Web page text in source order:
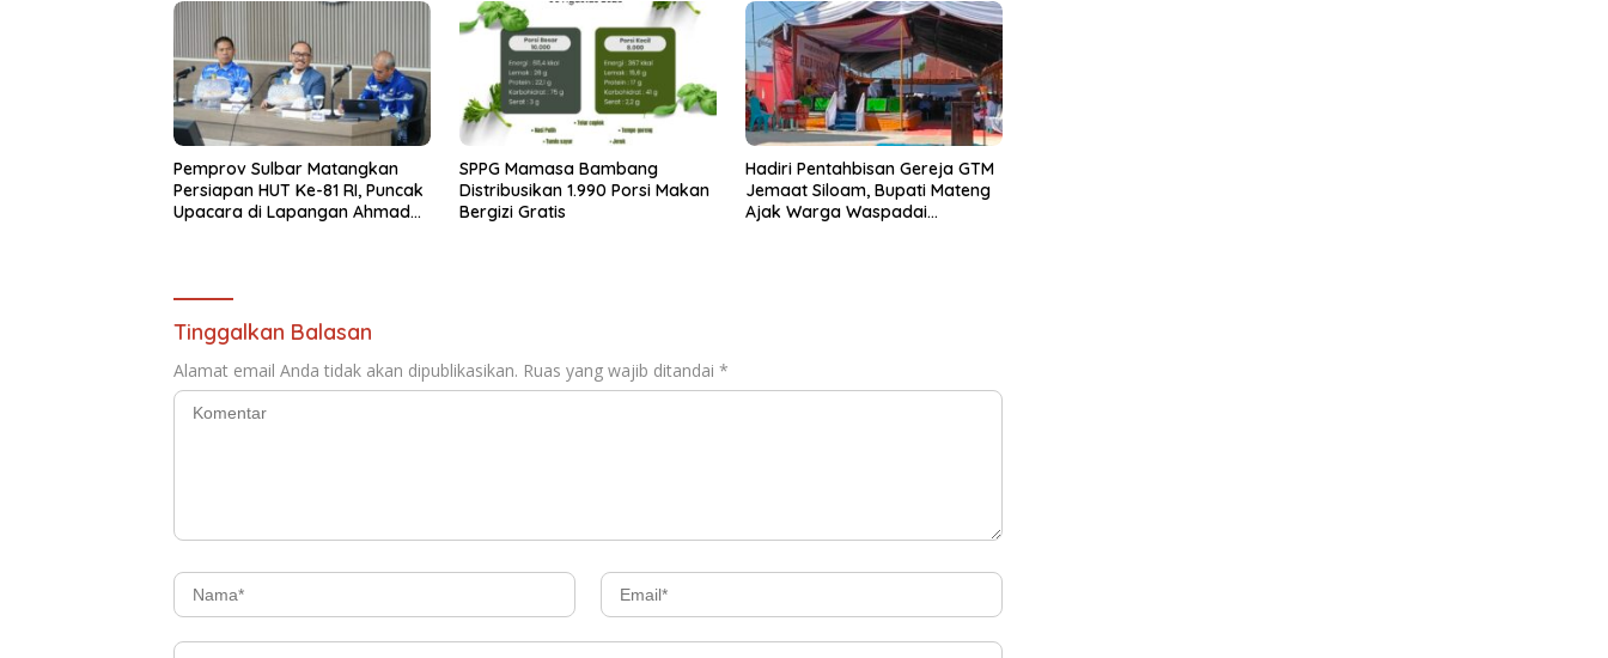
Pemprov Sulbar Matangkan
Persiapan HUT Ke-81 RI, Puncak
Upacara di Lapangan Ahmad
SPPG Mamasa Bambang
Distribusikan 1.990 Porsi Makan
Bergizi Gratis
Hadiri Pentahbisan Gereja GTM
Jemaat Siloam, Bupati Mateng
Ajak Warga Waspadai
Tinggalkan Balasan
Alamat email Anda tidak akan dipublikasikan. Ruas yang wajib ditandai *